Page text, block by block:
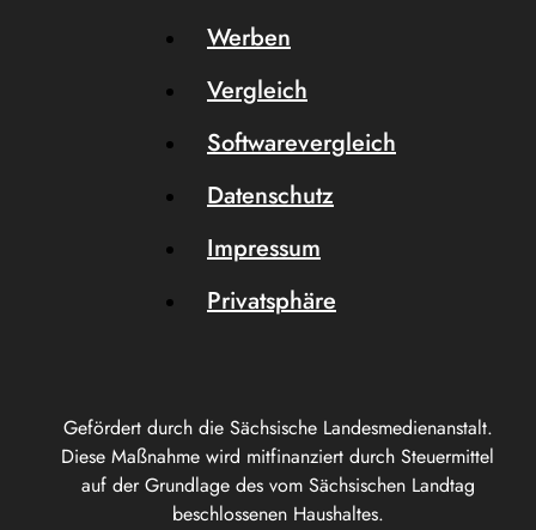
Gefördert durch die Sächsische Landesmedienanstalt.
Diese Maßnahme wird mitfinanziert durch Steuermittel
auf der Grundlage des vom Sächsischen Landtag
beschlossenen Haushaltes.
Werben
Vergleich
Softwarevergleich
Datenschutz
Impressum
Privatsphäre